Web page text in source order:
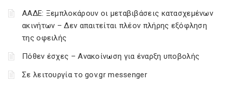
ΑΑΔΕ: Ξεμπλοκάρουν οι μεταβιβάσεις κατασχεμένων
ακινήτων – Δεν απαιτείται πλέον πλήρης εξόφληση
της οφειλής
Πόθεν έσχες – Ανακοίνωση για έναρξη υποβολής
Σε λειτουργία το gov.gr messenger